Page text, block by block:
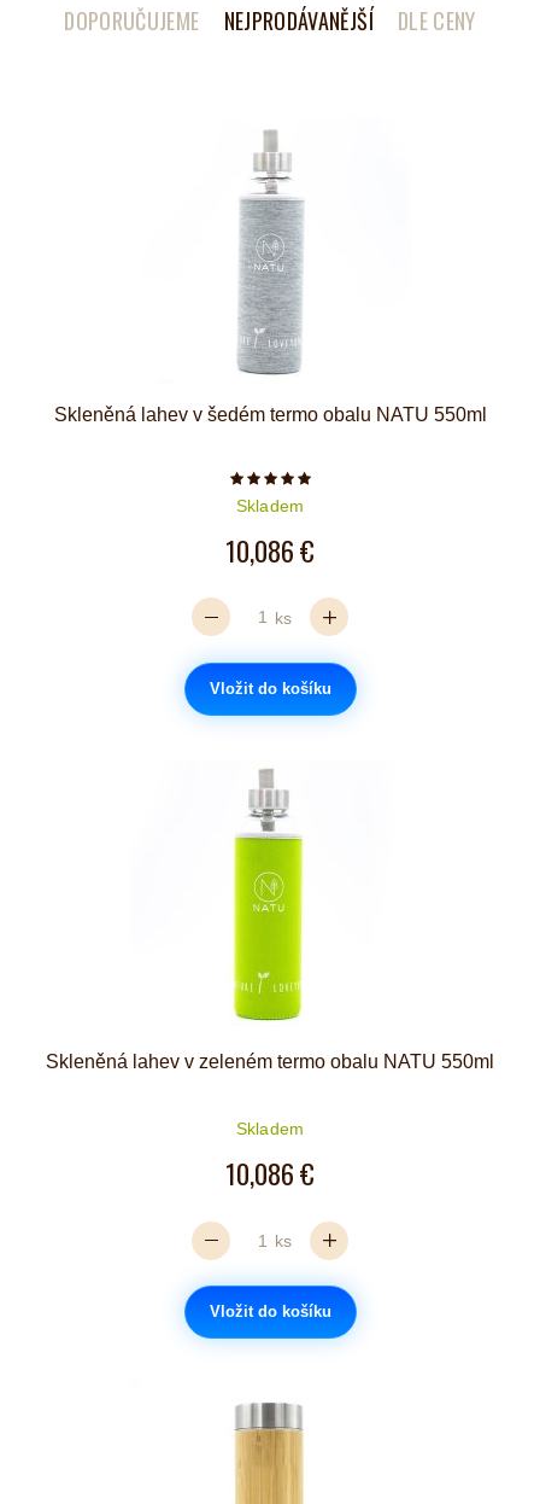
DOPORUČUJEME NEJPRODÁVANĚJŠÍ DLE CENY
Skleněná lahev v šedém termo obalu NATU 550ml
Počet hvězdiček je 5 z 5
Skladem
10,086 €
ks
Vložit do košíku
Skleněná lahev v zeleném termo obalu NATU 550ml
Skladem
10,086 €
ks
Vložit do košíku